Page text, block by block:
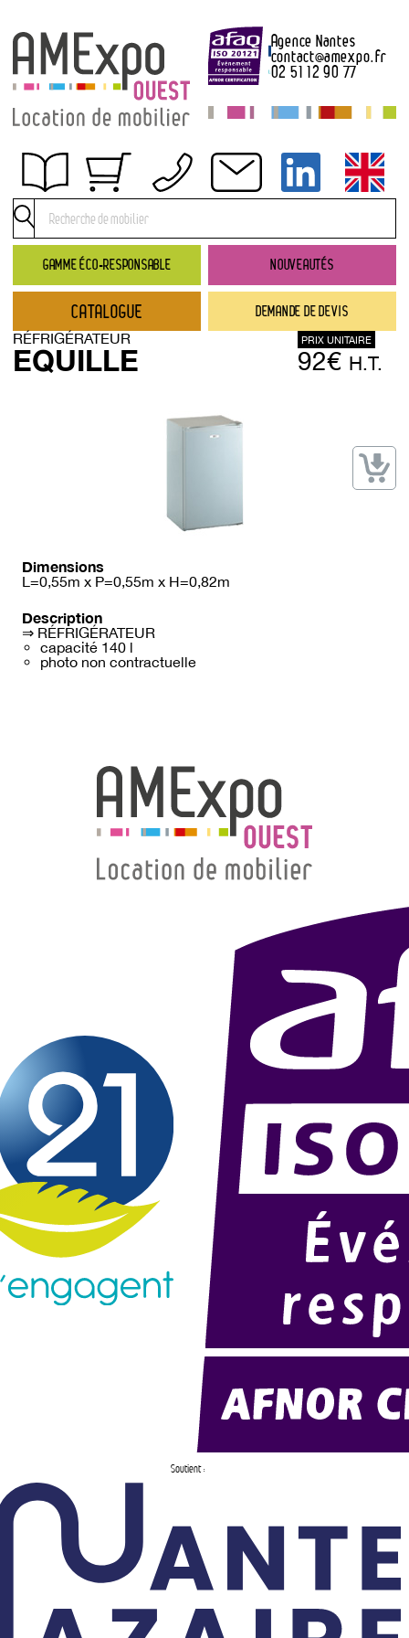
GAMME ÉCO-RESPONSABLE NOUVEAUTÉS
DEMANDE DE DEVIS
Agence Nantes
contact@amexpo.fr
02 51 12 90 77
Obtenir un devis
Conditions générales de location
Conditions de règlement
Contact
Catalogue
→ Nouveautés
→ Gamme éco-responsable
Accueil
CATALOGUE
RÉFRIGÉRATEUR
EQUILLE
PRIX UNITAIRE
92€ H.T.
Dimensions
L=0,55m x P=0,55m x H=0,82m
Description
⇒ RÉFRIGÉRATEUR
capacité 140 l
photo non contractuelle
Soutient :